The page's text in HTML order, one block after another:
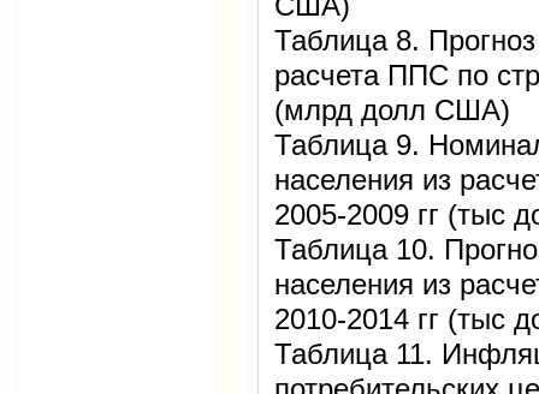
Таблица 8.
расчета ППС по
(млрд долл США)
Таблица 9.
населения из
2005-2009 гг (тыс
Таблица 10.
населения из
2010-2014 гг (тыс
Таблица 11.